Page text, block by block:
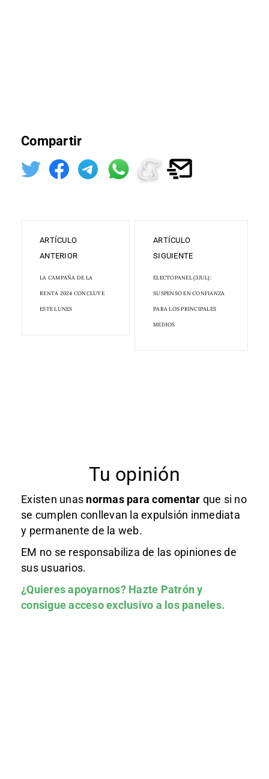
Compartir
ARTÍCULO
ANTERIOR
LA CAMPAÑA DE LA
RENTA 2024 CONCLUYE
ESTE LUNES
ARTÍCULO
SIGUIENTE
ELECTOPANEL (3JUL):
SUSPENSO EN CONFIANZA
PARA LOS PRINCIPALES
MEDIOS
Tu opinión
Existen unas normas para comentar que si no
se cumplen conllevan la expulsión inmediata
y permanente de la web.
EM no se responsabiliza de las opiniones de
sus usuarios.
¿Quieres apoyarnos? Hazte Patróny
consigue acceso exclusivo a los paneles.